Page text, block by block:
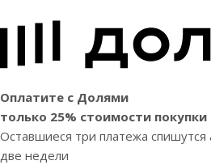
Оплатите с Долями
только 25% стоимости покупки
Оставшиеся три платежа спишутся
две недели